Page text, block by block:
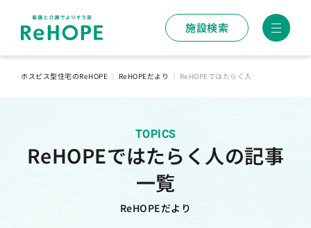
施設検索
ホスピス型住宅のReHOPE ReHOPEだより ReHOPEではたらく人
TOPICS
ReHOPEではたらく人の記事
一覧
ReHOPEだより